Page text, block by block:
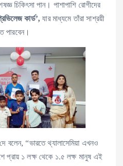
চিকিৎসা পান। পাশাপাশি রোগীদের
কার্ড’, যার মাধ্যমে তাঁরা সাশ্রয়ী
পারবেন।
বলেন, “ভারতে থ্যালাসেমিয়া এখনও
প্রায় ১ লক্ষ থেকে ১.৫ লক্ষ মানুষ এই